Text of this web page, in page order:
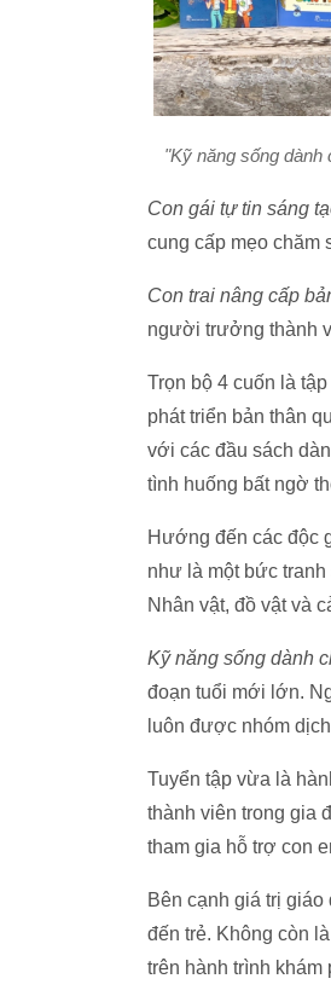
"Kỹ năng sống
Con gái tự tin sáng
cung cấp mẹo chăm
Con trai nâng cấp
người trưởng thành
Trọn bộ 4 cuốn là
phát triển bản thân
với các đầu sách
tình huống bất ngờ
Hướng đến các độc
như là một bức
Nhân vật, đồ vật và
Kỹ năng sống dành
đoạn tuổi mới lớn.
luôn được nhóm
Tuyển tập vừa là
thành viên trong gia
tham gia hỗ trợ con
Bên cạnh giá trị
đến trẻ. Không còn
trên hành trình